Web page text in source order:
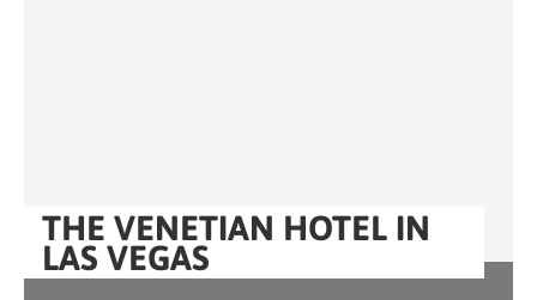
THE VENETIAN HOTEL IN
LAS VEGAS